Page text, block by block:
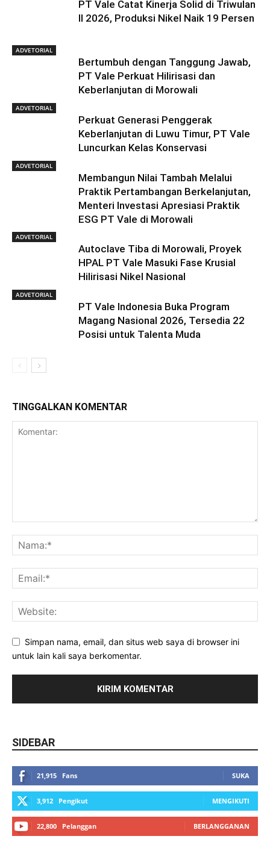
PT Vale Catat Kinerja Solid di Triwulan
II 2026, Produksi Nikel Naik 19 Persen
ADVETORIAL
Bertumbuh dengan Tanggung Jawab,
PT Vale Perkuat Hilirisasi dan
Keberlanjutan di Morowali
ADVETORIAL
Perkuat Generasi Penggerak
Keberlanjutan di Luwu Timur, PT Vale
Luncurkan Kelas Konservasi
ADVETORIAL
Membangun Nilai Tambah Melalui
Praktik Pertambangan Berkelanjutan,
Menteri Investasi Apresiasi Praktik
ESG PT Vale di Morowali
ADVETORIAL
Autoclave Tiba di Morowali, Proyek
HPAL PT Vale Masuki Fase Krusial
Hilirisasi Nikel Nasional
ADVETORIAL
PT Vale Indonesia Buka Program
Magang Nasional 2026, Tersedia 22
Posisi untuk Talenta Muda
TINGGALKAN KOMENTAR
Simpan nama, email, dan situs web saya di browser ini
untuk lain kali saya berkomentar.
SIDEBAR
21,915 Fans SUKA
3,912 Pengikut MENGIKUTI
22,800 Pelanggan BERLANGGANAN